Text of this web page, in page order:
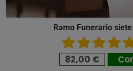
Ramo Funerario
82,00 €